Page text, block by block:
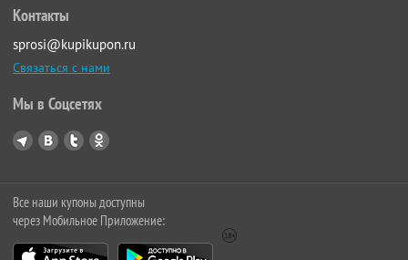
Контакты
sprosi@kupikupon.ru
Связаться с нами
Мы в Соцсетях
Все наши купоны доступны
через Мобильное Приложение: